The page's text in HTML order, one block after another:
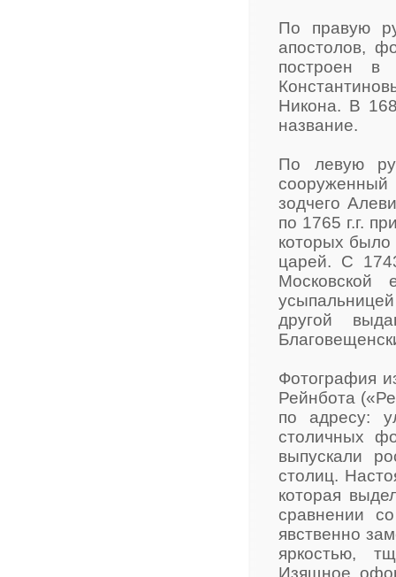
По правую
апостолов,
построен в
Никона. В
название.
По левую
сооруженный
зодчего
по 1765 г.г.
которых было
царей. С
Московской
другой
Фотография
Рейнбота
по адресу:
столичных
выпускали
столиц.
которая
сравнении
явственно
яркостью,
Изящное